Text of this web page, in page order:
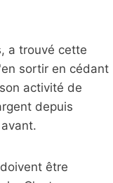
a trouvé cette
sortir en cédant
activité de
depuis
être